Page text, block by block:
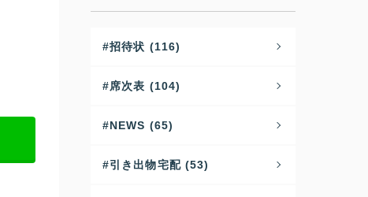
招待状 (116)
席次表 (104)
NEWS (65)
引き出物宅配 (53)